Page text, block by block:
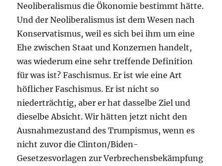
Neoliberalismus die Ökonomie bestimmt hätte.
Und der Neoliberalismus ist dem Wesen nach
Konservatismus, weil es sich bei ihm um eine
Ehe zwischen Staat und Konzernen handelt,
was wiederum eine sehr treffende Definition
für was ist? Faschismus. Er ist wie eine Art
höflicher Faschismus. Er ist nicht so
niederträchtig, aber er hat dasselbe Ziel und
dieselbe Absicht. Wir hätten jetzt nicht den
Ausnahmezustand des Trumpismus, wenn es
nicht zuvor die Clinton/Biden-
Gesetzesvorlagen zur Verbrechensbekämpfung